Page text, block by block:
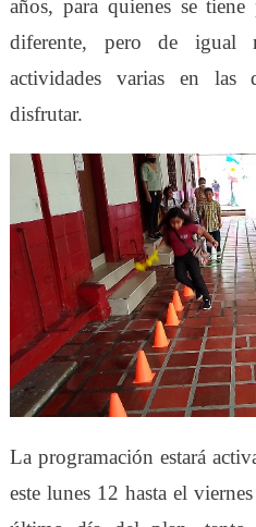
años, para quienes se
diferente, pero de igual
actividades varias en las
disfrutar.
La programación estará
este lunes 12 hasta el